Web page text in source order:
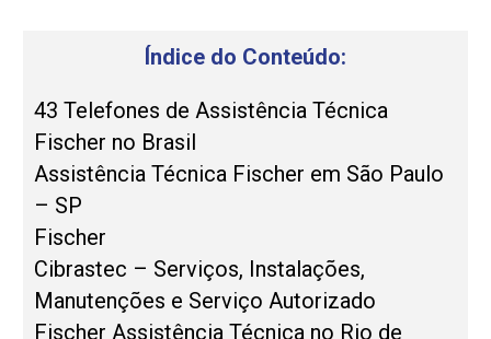
Índice do Conteúdo:
43 Telefones de Assistência Técnica
Fischer no Brasil
Assistência Técnica Fischer em São Paulo
– SP
Fischer
Cibrastec – Serviços, Instalações,
Manutenções e Serviço Autorizado
Fischer Assistência Técnica no Rio de